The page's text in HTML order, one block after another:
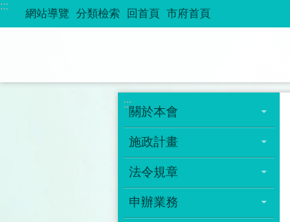
跳到主要內容區塊
:::
網站導覽 分類檢索 回首頁 市府首頁
:::
關於本會
施政計畫
法令規章
申辦業務